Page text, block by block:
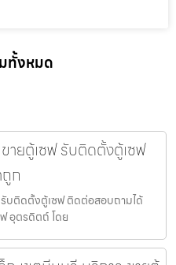
ทั้งหมด
ายตู้เซฟ รับติดตั้งตู้เซฟ
ก
บติดตั้งตู้เซฟ ติดต่อสอบถามได้
อุตรดิตถ์ โดย